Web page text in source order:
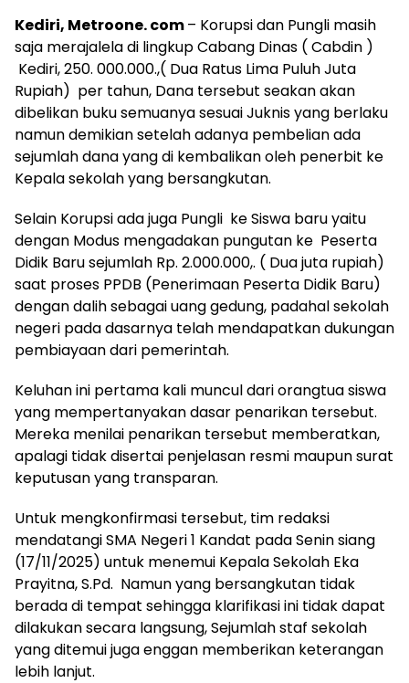
Kediri, Metroone. com– Korupsi dan Pungli masih
saja merajalela di lingkup Cabang Dinas ( Cabdin )
Kediri, 250. 000.000.,( Dua Ratus Lima Puluh Juta
Rupiah) per tahun, Dana tersebut seakan akan
dibelikan buku semuanya sesuai Juknis yang berlaku
namun demikian setelah adanya pembelian ada
sejumlah dana yang di kembalikan oleh penerbit ke
Kepala sekolah yang bersangkutan.
Selain Korupsi ada juga Pungli ke Siswa baru yaitu
dengan Modus mengadakan pungutan ke Peserta
Didik Baru sejumlah Rp. 2.000.000,. ( Dua juta rupiah)
saat proses PPDB (Penerimaan Peserta Didik Baru)
dengan dalih sebagai uang gedung, padahal sekolah
negeri pada dasarnya telah mendapatkan dukungan
pembiayaan dari pemerintah.
Keluhan ini pertama kali muncul dari orangtua siswa
yang mempertanyakan dasar penarikan tersebut.
Mereka menilai penarikan tersebut memberatkan,
apalagi tidak disertai penjelasan resmi maupun surat
keputusan yang transparan.
Untuk mengkonfirmasi tersebut, tim redaksi
mendatangi SMA Negeri 1 Kandat pada Senin siang
(17/11/2025) untuk menemui Kepala Sekolah Eka
Prayitna, S.Pd. Namun yang bersangkutan tidak
berada di tempat sehingga klarifikasi ini tidak dapat
dilakukan secara langsung, Sejumlah staf sekolah
yang ditemui juga enggan memberikan keterangan
lebih lanjut.